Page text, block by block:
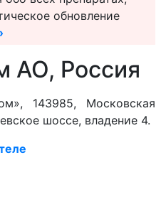
обновление
АО, Россия
143985, Московская
шоссе, владение 4.